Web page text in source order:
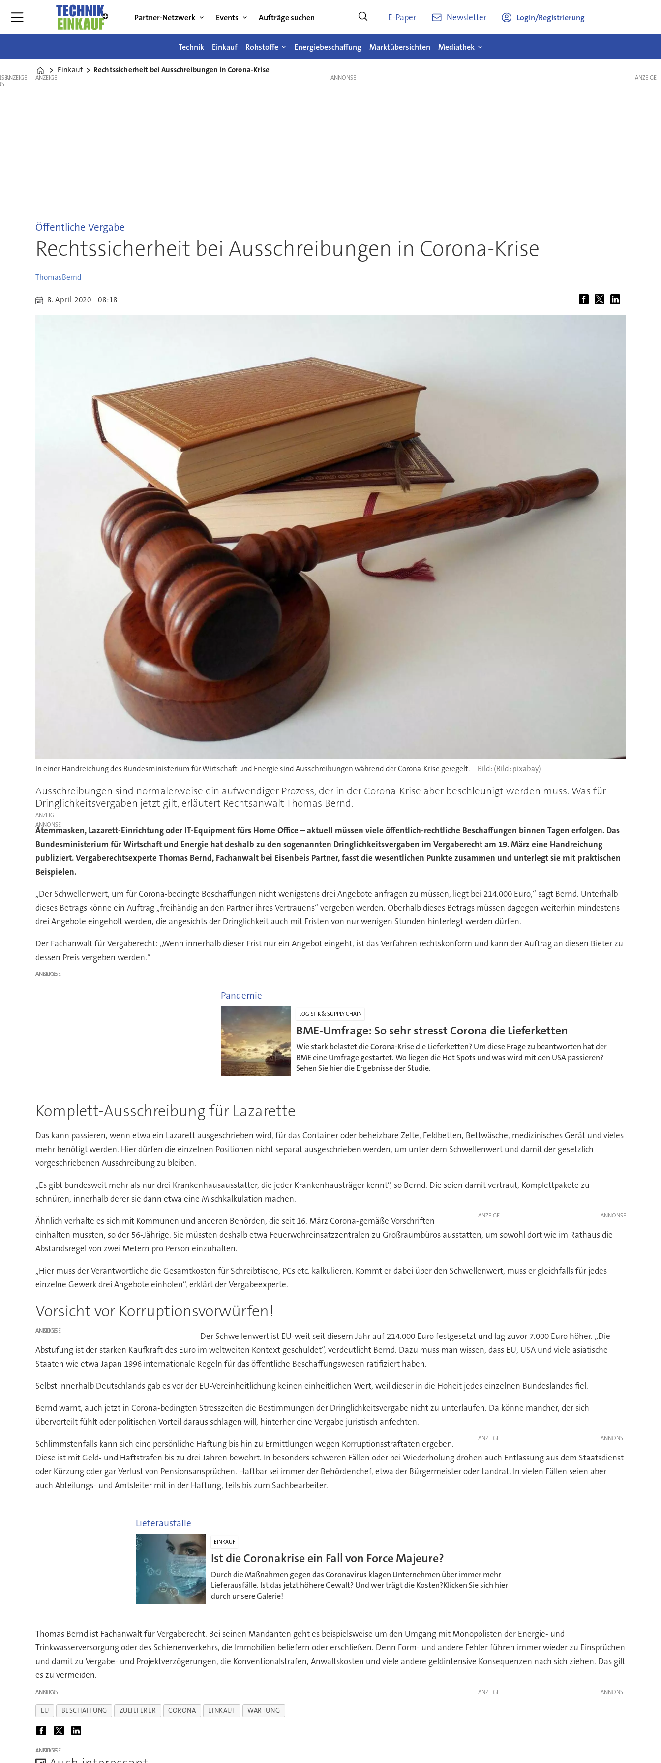
Partner-Netzwerk Events Aufträge suchen E-Paper Newsletter Login/Registrierung
Technik Einkauf Rohstoffe Energiebeschaffung Marktübersichten Mediathek
Home
Einkauf Rechtssicherheit bei Ausschreibungen in Corona-Krise
ANZEIGE ANZEIGE
Öffentliche Vergabe
Rechtssicherheit bei Ausschreibungen in Corona-Krise
ThomasBernd
8. April 2020 - 08:18
In einer Handreichung des Bundesministerium für Wirtschaft und Energie sind Ausschreibungen während der Corona-Krise geregelt. - (Bild: pixabay)
Ausschreibungen sind normalerweise ein aufwendiger Prozess, der in der Corona-Krise aber beschleunigt werden muss. Was für
Dringlichkeitsvergaben jetzt gilt, erläutert Rechtsanwalt Thomas Bernd.
ANZEIGE
Atemmasken, Lazarett-Einrichtung oder IT-Equipment fürs Home Office – aktuell müssen viele öffentlich-rechtliche Beschaffungen binnen Tagen erfolgen. Das
Bundesministerium für Wirtschaft und Energie hat deshalb zu den sogenannten Dringlichkeitsvergaben im Vergaberecht am 19. März eine Handreichung
publiziert. Vergaberechtsexperte Thomas Bernd, Fachanwalt bei Eisenbeis Partner, fasst die wesentlichen Punkte zusammen und unterlegt sie mit praktischen
Beispielen.
„Der Schwellenwert, um für Corona-bedingte Beschaffungen nicht wenigstens drei Angebote anfragen zu müssen, liegt bei 214.000 Euro,“ sagt Bernd. Unterhalb
dieses Betrags könne ein Auftrag „freihändig an den Partner ihres Vertrauens“ vergeben werden. Oberhalb dieses Betrags müssen dagegen weiterhin mindestens
drei Angebote eingeholt werden, die angesichts der Dringlichkeit auch mit Fristen von nur wenigen Stunden hinterlegt werden dürfen.
Der Fachanwalt für Vergaberecht: „Wenn innerhalb dieser Frist nur ein Angebot eingeht, ist das Verfahren rechtskonform und kann der Auftrag an diesen Bieter zu
dessen Preis vergeben werden.“
ANZEIGE
Pandemie
LOGISTIK & SUPPLY CHAIN
BME-Umfrage: So sehr stresst Corona die Lieferketten
Wie stark belastet die Corona-Krise die Lieferketten? Um diese Frage zu beantworten hat der
BME eine Umfrage gestartet. Wo liegen die Hot Spots und was wird mit den USA passieren?
Sehen Sie hier die Ergebnisse der Studie.
Komplett-Ausschreibung für Lazarette
Das kann passieren, wenn etwa ein Lazarett ausgeschrieben wird, für das Container oder beheizbare Zelte, Feldbetten, Bettwäsche, medizinisches Gerät und vieles
mehr benötigt werden. Hier dürfen die einzelnen Positionen nicht separat ausgeschrieben werden, um unter dem Schwellenwert und damit der gesetzlich
vorgeschriebenen Ausschreibung zu bleiben.
„Es gibt bundesweit mehr als nur drei Krankenhausausstatter, die jeder Krankenhausträger kennt“, so Bernd. Die seien damit vertraut, Komplettpakete zu
schnüren, innerhalb derer sie dann etwa eine Mischkalkulation machen.
ANZEIGE
Ähnlich verhalte es sich mit Kommunen und anderen Behörden, die seit 16. März Corona-gemäße Vorschriften
einhalten mussten, so der 56-Jährige. Sie müssten deshalb etwa Feuerwehreinsatzzentralen zu Großraumbüros ausstatten, um sowohl dort wie im Rathaus die
Abstandsregel von zwei Metern pro Person einzuhalten.
„Hier muss der Verantwortliche die Gesamtkosten für Schreibtische, PCs etc. kalkulieren. Kommt er dabei über den Schwellenwert, muss er gleichfalls für jedes
einzelne Gewerk drei Angebote einholen“, erklärt der Vergabeexperte.
Vorsicht vor Korruptionsvorwürfen!
ANZEIGE
Der Schwellenwert ist EU-weit seit diesem Jahr auf 214.000 Euro festgesetzt und lag zuvor 7.000 Euro höher. „Die
Abstufung ist der starken Kaufkraft des Euro im weltweiten Kontext geschuldet“, verdeutlicht Bernd. Dazu muss man wissen, dass EU, USA und viele asiatische
Staaten wie etwa Japan 1996 internationale Regeln für das öffentliche Beschaffungswesen ratifiziert haben.
Selbst innerhalb Deutschlands gab es vor der EU-Vereinheitlichung keinen einheitlichen Wert, weil dieser in die Hoheit jedes einzelnen Bundeslandes fiel.
Bernd warnt, auch jetzt in Corona-bedingten Stresszeiten die Bestimmungen der Dringlichkeitsvergabe nicht zu unterlaufen. Da könne mancher, der sich
übervorteilt fühlt oder politischen Vorteil daraus schlagen will, hinterher eine Vergabe juristisch anfechten.
ANZEIGE
Schlimmstenfalls kann sich eine persönliche Haftung bis hin zu Ermittlungen wegen Korruptionsstraftaten ergeben.
Diese ist mit Geld- und Haftstrafen bis zu drei Jahren bewehrt. In besonders schweren Fällen oder bei Wiederholung drohen auch Entlassung aus dem Staatsdienst
oder Kürzung oder gar Verlust von Pensionsansprüchen. Haftbar sei immer der Behördenchef, etwa der Bürgermeister oder Landrat. In vielen Fällen seien aber
auch Abteilungs- und Amtsleiter mit in der Haftung, teils bis zum Sachbearbeiter.
Lieferausfälle
EINKAUF
Ist die Coronakrise ein Fall von Force Majeure?
Durch die Maßnahmen gegen das Coronavirus klagen Unternehmen über immer mehr
Lieferausfälle. Ist das jetzt höhere Gewalt? Und wer trägt die Kosten?Klicken Sie sich hier
durch unsere Galerie!
Thomas Bernd ist Fachanwalt für Vergaberecht. Bei seinen Mandanten geht es beispielsweise um den Umgang mit Monopolisten der Energie- und
Trinkwasserversorgung oder des Schienenverkehrs, die Immobilien beliefern oder erschließen. Denn Form- und andere Fehler führen immer wieder zu Einsprüchen
und damit zu Vergabe- und Projektverzögerungen, die Konventionalstrafen, Anwaltskosten und viele andere geldintensive Konsequenzen nach sich ziehen. Das gilt
es zu vermeiden.
ANZEIGE ANZEIGE
EU BESCHAFFUNG ZULIEFERER CORONA EINKAUF WARTUNG
ANZEIGE
ANZEIGE